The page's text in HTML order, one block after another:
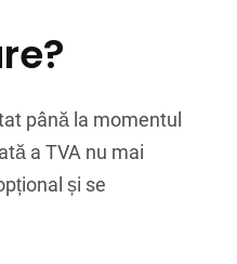
până la momentul
a TVA nu mai
și se